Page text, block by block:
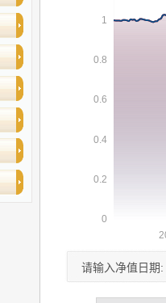
请输入净值日期: